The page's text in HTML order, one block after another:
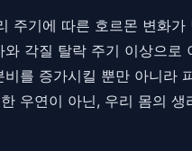
주기에 따른 호르몬 변화
각질 탈락 주기 이상으
를 증가시킬 뿐만 아니라
우연이 아닌, 우리 몸의 생